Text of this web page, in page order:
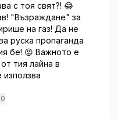
с тоя свят?! 😂
"Възраждане" за
на газ! Да не
руска пропаганда
бе! 😡 Важното е
тия лайна в
0